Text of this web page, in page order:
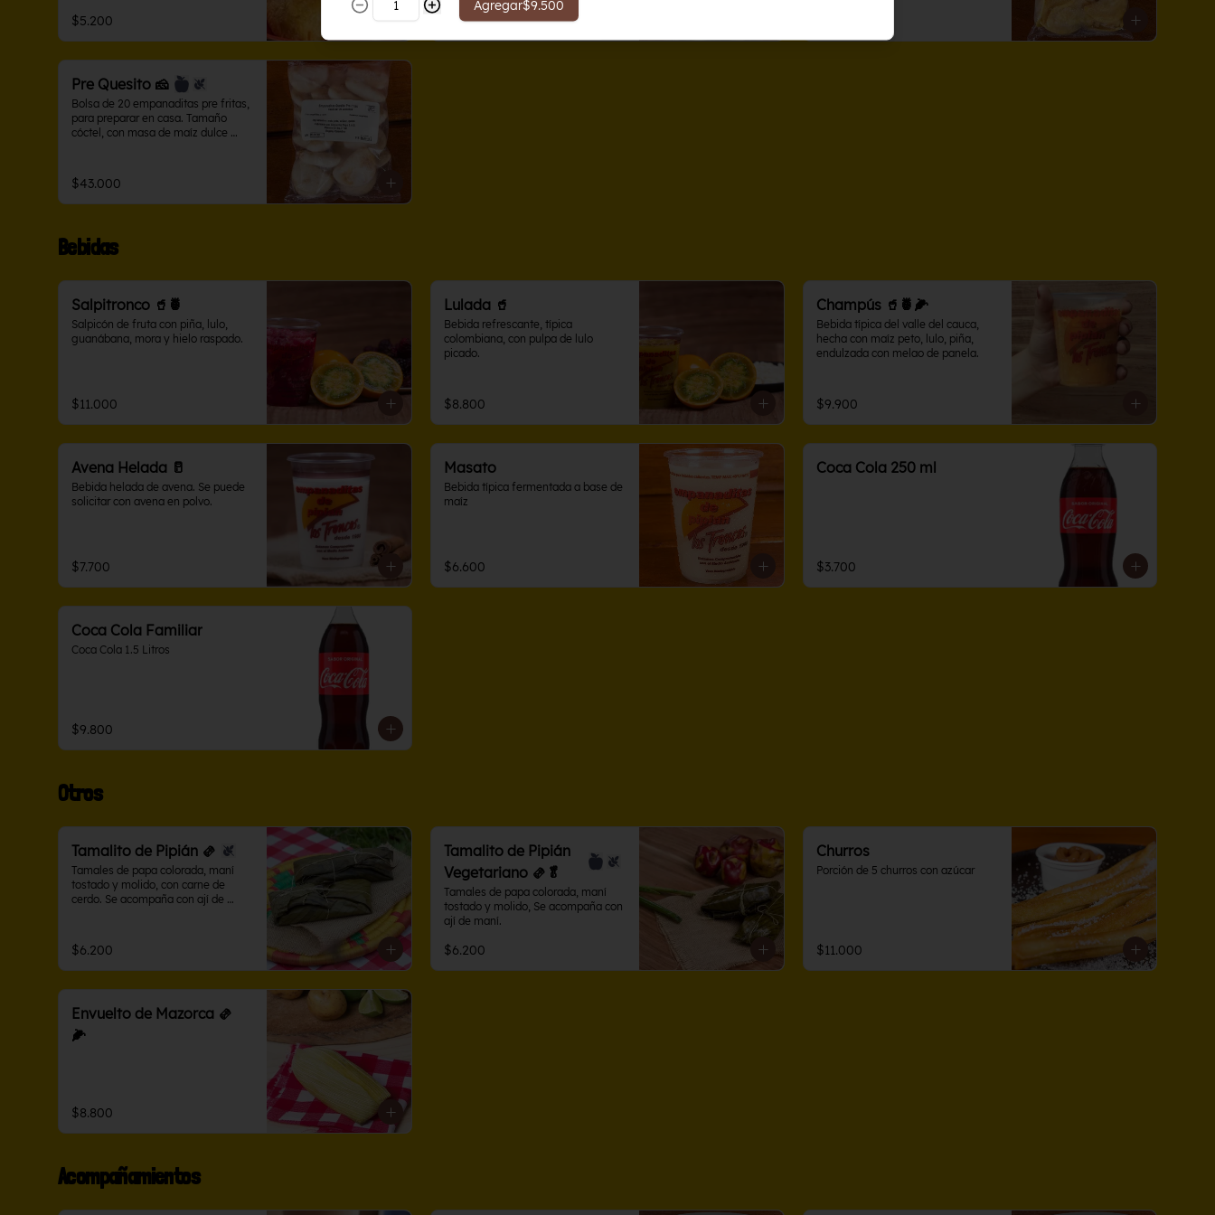
$5.200 $43.000
Pre Quesito 🧀
Bolsa de 20 empanaditas pre fritas,
para preparar en casa. Tamaño
cóctel, con masa de maíz dulce
$43.000
Bebidas
Salpitronco 🥤🍍
Salpicón de fruta con piña, lulo,
guanábana, mora y hielo raspado.
$11.000
Lulada 🥤
Bebida refrescante, típica
colombiana, con pulpa de lulo
picado.
$8.800
Champús 🥤🍍🌽
Bebida típica del valle del cauca,
hecha con maíz peto, lulo, piña,
endulzada con melao de panela.
$9.900
Avena Helada 🥛
Bebida helada de avena. Se puede
solicitar con avena en polvo.
$7.700
Masato
Bebida típica fermentada a base de
maíz
$6.600
Coca Cola 250 ml
$3.700
Coca Cola Familiar
Coca Cola 1.5 Litros
$9.800
Otros
Tamalito de Pipián 🫔
Tamales de papa colorada, maní
tostado y molido, con carne de
cerdo. Se acompaña con ají de
$6.200
Tamalito de Pipián
Vegetariano 🫔🥬
Tamales de papa colorada, maní
tostado y molido, Se acompaña con
ají de maní.
$6.200
Churros
Porción de 5 churros con azúcar
$11.000
Envuelto de Mazorca 🫔
🌽
$8.800
Acompañamientos
Agregar$9.500